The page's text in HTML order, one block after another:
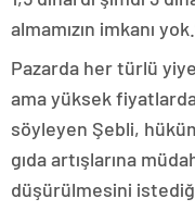
almamızın imkanı
Pazarda her türlü
ama yüksek
söyleyen Şebli,
gıda artışlarına
düşürülmesini